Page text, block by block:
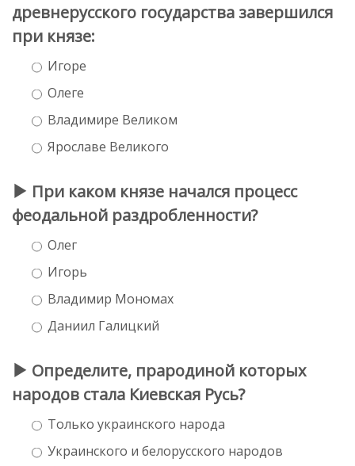
древнерусского государства завершился
при князе:
Игоре
Олеге
Владимире Великом
Ярославе Великого
При каком князе начался процесс
феодальной раздробленности?
Олег
Игорь
Владимир Мономах
Даниил Галицкий
Определите, прародиной которых
народов стала Киевская Русь?
Только украинского народа
Украинского и белорусского народов